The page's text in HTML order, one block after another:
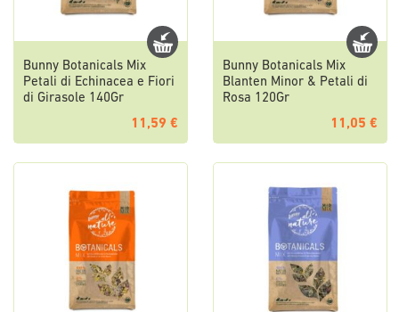
Bunny Botanicals Mix
Petali di Echinacea e Fiori
di Girasole 140Gr
11,59 €
Bunny Botanicals Mix
Blanten Minor & Petali di
Rosa 120Gr
11,05 €